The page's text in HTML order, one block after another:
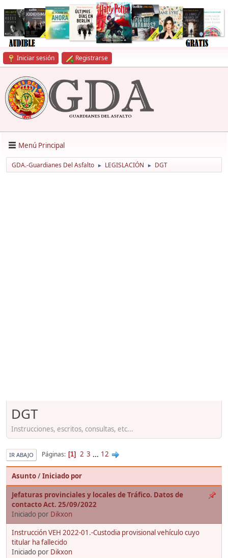
Iniciar sesión Registrarse
Menú Principal
GDA.-Guardianes Del Asfalto ► LEGISLACIÓN ► DGT
DGT
Instrucciones, escritos, consultas, etc...
IR ABAJO Páginas 1 2 3 ... 12
Asunto/Iniciado por
Jefaturas provinciales y locales de Tráfico. Datos de
contacto Act. 25/09/2022
Iniciado por Dikxon
Instrucción VEH 2022-01.-Custodia provisional vehículo cuyo
titular ha fallecido
Iniciado por Dikxon